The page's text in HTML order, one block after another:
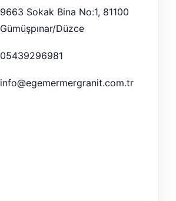
9663 Sokak Bina No:1, 81100
Gümüşpınar/Düzce
05439296981
info@egemermergranit.com.tr